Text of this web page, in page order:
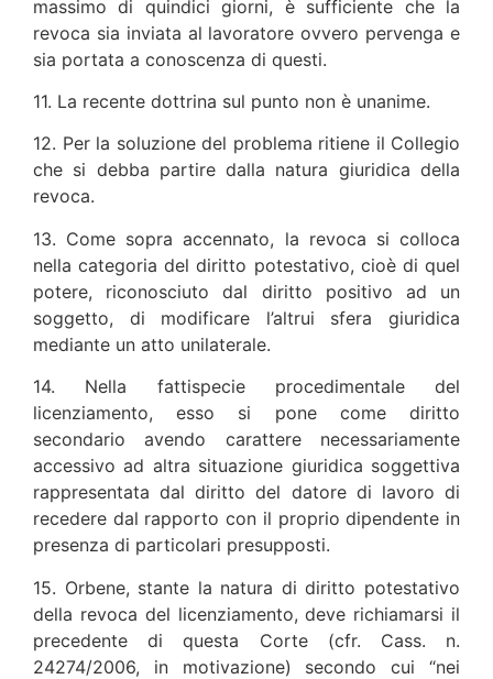
massimo di quindici giorni, è sufficiente che la
revoca sia inviata al lavoratore ovvero pervenga e
sia portata a conoscenza di questi.
11. La recente dottrina sul punto non è unanime.
12. Per la soluzione del problema ritiene il Collegio
che si debba partire dalla natura giuridica della
revoca.
13. Come sopra accennato, la revoca si colloca
nella categoria del diritto potestativo, cioè di quel
potere, riconosciuto dal diritto positivo ad un
soggetto, di modificare l’altrui sfera giuridica
mediante un atto unilaterale.
14. Nella fattispecie procedimentale del
licenziamento, esso si pone come diritto
secondario avendo carattere necessariamente
accessivo ad altra situazione giuridica soggettiva
rappresentata dal diritto del datore di lavoro di
recedere dal rapporto con il proprio dipendente in
presenza di particolari presupposti.
15. Orbene, stante la natura di diritto potestativo
della revoca del licenziamento, deve richiamarsi il
precedente di questa Corte (cfr. Cass. n.
24274/2006, in motivazione) secondo cui “nei